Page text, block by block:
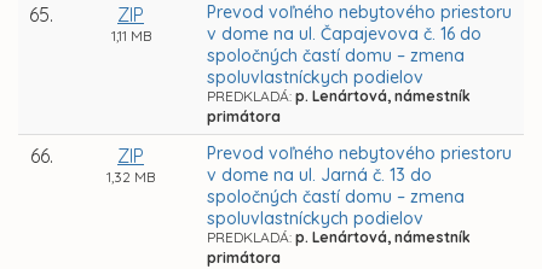
65. ZIP
1,11 MB
Prevod voľného nebytového priestoru
v dome na ul. Čapajevova č. 16 do
spoločných častí domu – zmena
spoluvlastníckych podielov
PREDKLADÁ: p. Lenártová, námestník
primátora
66. ZIP
1,32 MB
Prevod voľného nebytového priestoru
v dome na ul. Jarná č. 13 do
spoločných častí domu – zmena
spoluvlastníckych podielov
PREDKLADÁ: p. Lenártová, námestník
primátora